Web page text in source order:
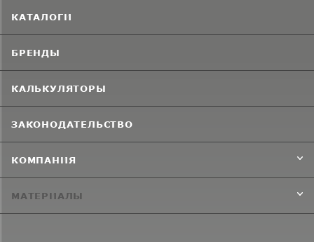
КАТАЛОГИ
БРЕНДЫ
КАЛЬКУЛЯТОРЫ
ЗАКОНОДАТЕЛЬСТВО
КОМПАНИЯ
МАТЕРИАЛЫ